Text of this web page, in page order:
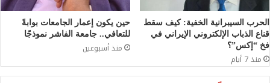
الحرب السيبرانية الخفية: كيف سقط
قناع الذباب الإلكتروني الإيراني في
فخ “إكس”؟
منذ 7 أيام
حين يكون إعمار الجامعات بوابةً
للتعافي.. جامعة الفاشر نموذجًا
منذ أسبوعين